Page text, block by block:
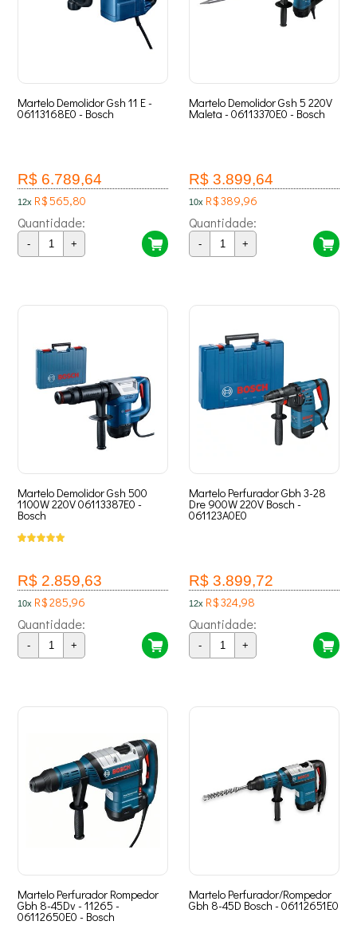
Martelo Demolidor Gsh 11 E -
06113168E0 - Bosch
R$ 6.789,64
12x R$ 565,80
Quantidade:
- +
Martelo Demolidor Gsh 5 220V
Maleta - 06113370E0 - Bosch
R$ 3.899,64
10x R$ 389,96
Quantidade:
- +
Martelo Demolidor Gsh 500
1100W 220V 06113387E0 -
Bosch
R$ 2.859,63
10x R$ 285,96
Quantidade:
- +
Martelo Perfurador Gbh 3-28
Dre 900W 220V Bosch -
061123A0E0
R$ 3.899,72
12x R$ 324,98
Quantidade:
- +
Martelo Perfurador Rompedor
Gbh 8-45Dv - 11265 -
06112650E0 - Bosch
Martelo Perfurador/Rompedor
Gbh 8-45D Bosch - 06112651E0